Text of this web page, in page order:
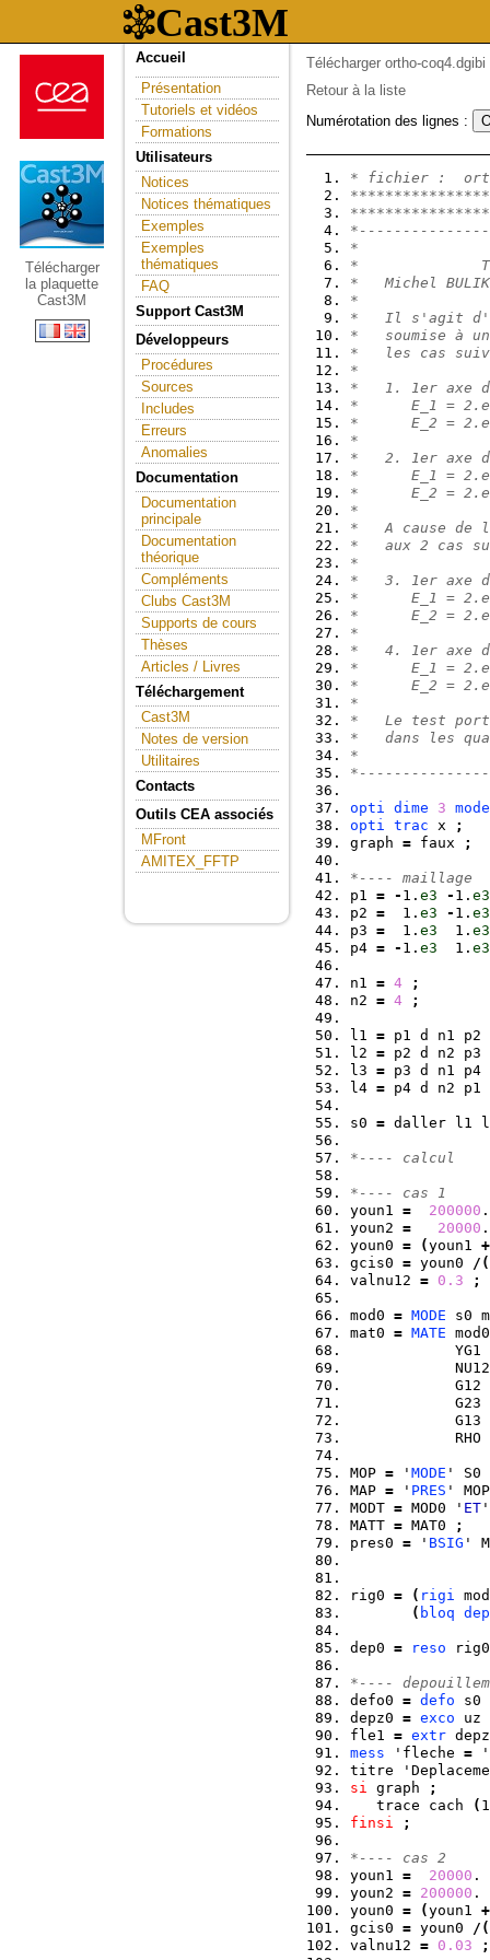
Télécharger
la plaquette
Cast3M
Accueil
Présentation
Tutoriels et vidéos
Formations
Utilisateurs
Notices
Notices thématiques
Exemples
Exemples
thématiques
FAQ
Support Cast3M
Développeurs
Procédures
Sources
Includes
Erreurs
Anomalies
Documentation
Documentation
principale
Documentation
théorique
Compléments
Clubs Cast3M
Supports de cours
Thèses
Articles / Livres
Téléchargement
Cast3M
Notes de version
Utilitaires
Contacts
Outils CEA associés
MFront
AMITEX_FFTP
Télécharger ortho-coq4.dgibi
Retour à la liste
Numérotation des lignes :
* fichier :
*
*              TEST
*   Michel
*
*   Il s'agit
*   soumise à
*   les cas
*
*   1. 1er axe
*      E_1 =
*      E_2 =
*
*   2. 1er axe
*      E_1 =
*      E_2 =
*
*   A cause de
*   aux 2 cas
*
*   3. 1er axe
*      E_1 =
*      E_2 =
*
*   4. 1er axe
*      E_1 =
*      E_2 =
*
*   Le test
*   dans les
*
opti dime 3 mode
opti trac x
;
graph = faux ;
*---- maillage
p1 = - 1. e3 - 1. e3
p2 =
  1.
e3 - 1. e3
p3 =
  1.
e3
  1.
e3
p4 = - 1. e3
  1.
e3
n1 = 4
;
n2 = 4 ;
l1 = p1 d n1 p2
l2 = p2 d n2 p3
l3 = p3 d n1 p4
l4 = p4 d n2 p1
s0 = daller l1
*---- calcul
*---- cas 1
youn1 = 200000
youn2 = 20000
youn0 = (youn1 +
gcis0 = youn0 / (
valnu12 = 0.3 ;
mod0 = MODE s0
mat0 = MATE
YG1
G12
G23
G13
RHO
MOP = ' MODE ' S0
MAP = ' PRES '
MODT = MOD0 ' ET
MATT = MAT0
;
pres0 = ' BSIG '
rig0 = ( rigi
( bloq
dep0 = reso
*----
defo0 = defo s0
depz0 = exco uz
fle1 = extr
mess 'fleche = '
titre
si graph
;
   trace cach
(
finsi
;
*---- cas 2
youn1 = 20000 .
youn2 = 200000 .
youn0 = (youn1 +
gcis0 = youn0 / (
valnu12 = 0.03 ;